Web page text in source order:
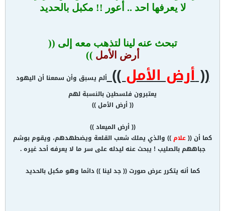
لا يعرفها احد .. أعور !! مكبل بالحديد
تبحث عنه لينا لتذهب معه إلى ((
أرض الأمل ))
((أرض الأمل))ألم يسبق وأن سمعنا أن اليهود
يعتبرون فلسطين بالنسبة لهم
(( أرض الأمل ))
(( أرض الميعاد ))
كما أن ((علام)) والذي يملك شعب القلعة ويضطهدهم، ويقوم بوشم
جباههم بالصليب ! يبحث عنه ليدله على سر ما لا يعرفه أحد غيره .
كما أنه يتكرر عرض صورت (( جد لينا )) دائما وهو مكبل بالحديد